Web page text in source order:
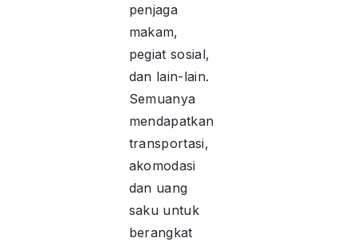
penjaga
makam,
pegiat sosial,
dan lain-lain.
Semuanya
mendapatkan
transportasi,
akomodasi
dan uang
saku untuk
berangkat